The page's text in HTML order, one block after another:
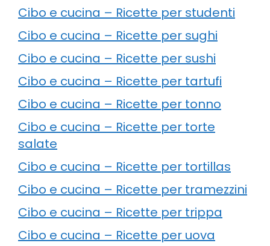
Cibo e cucina – Ricette per studenti
Cibo e cucina – Ricette per sughi
Cibo e cucina – Ricette per sushi
Cibo e cucina – Ricette per tartufi
Cibo e cucina – Ricette per tonno
Cibo e cucina – Ricette per torte
salate
Cibo e cucina – Ricette per tortillas
Cibo e cucina – Ricette per tramezzini
Cibo e cucina – Ricette per trippa
Cibo e cucina – Ricette per uova